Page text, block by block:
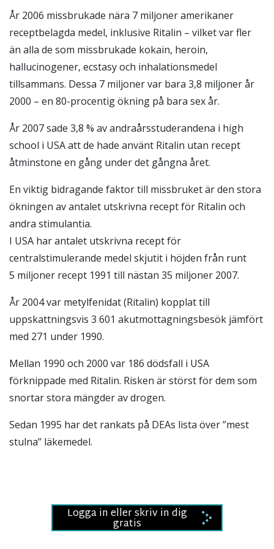
År 2006 missbrukade nära 7 miljoner amerikaner
receptbelagda medel, inklusive Ritalin – vilket var fler
än alla de som missbrukade kokain, heroin,
hallucinogener, ecstasy och inhalationsmedel
tillsammans. Dessa 7 miljoner var bara 3,8 miljoner år
2000 – en 80-procentig ökning på bara sex år.
År 2007 sade 3,8 % av andraårsstuderandena i high
school i USA att de hade använt Ritalin utan recept
åtminstone en gång under det gångna året.
En viktig bidragande faktor till missbruket är den stora
ökningen av antalet utskrivna recept för Ritalin och
andra stimulantia.
I USA har antalet utskrivna recept för
centralstimulerande medel skjutit i höjden från runt
5 miljoner recept 1991 till nästan 35 miljoner 2007.
År 2004 var metylfenidat (Ritalin) kopplat till
uppskattningsvis 3 601 akutmottagningsbesök jämfört
med 271 under 1990.
Mellan 1990 och 2000 var 186 dödsfall i USA
förknippade med Ritalin. Risken är störst för dem som
snortar stora mängder av drogen.
Sedan 1995 har det rankats på DEAs lista över ”mest
stulna” läkemedel.
Logga in eller skriv in dig
gratis